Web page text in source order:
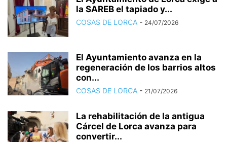
la SAREB el tapiado y...
COSAS DE LORCA - 24/07/2026
El Ayuntamiento avanza en la
regeneración de los barrios altos
con...
COSAS DE LORCA - 21/07/2026
La rehabilitación de la antigua
Cárcel de Lorca avanza para
convertir...